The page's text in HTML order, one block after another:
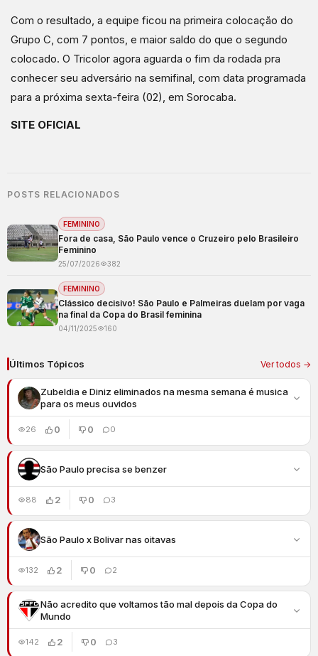
Com o resultado, a equipe ficou na primeira colocação do
Grupo C, com 7 pontos, e maior saldo do que o segundo
colocado. O Tricolor agora aguarda o fim da rodada pra
conhecer seu adversário na semifinal, com data programada
para a próxima sexta-feira (02), em Sorocaba.
SITE OFICIAL
POSTS RELACIONADOS
FEMININO
Fora de casa, São Paulo vence o Cruzeiro pelo Brasileiro
Feminino
25/07/2026 382
FEMININO
Clássico decisivo! São Paulo e Palmeiras duelam por vaga
na final da Copa do Brasil feminina
04/11/2025 160
Últimos Tópicos Ver todos →
Zubeldia e Diniz eliminados na mesma semana é musica
para os meus ouvidos
26 0 0 0
São Paulo precisa se benzer
88 2 0 3
São Paulo x Bolivar nas oitavas
132 2 0 2
Não acredito que voltamos tão mal depois da Copa do
Mundo
142 2 0 3